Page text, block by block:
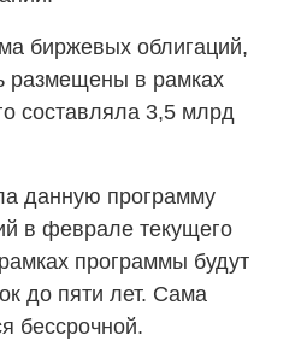
биржевых облигаций,
размещены в рамках
составляла 3,5 млрд
данную программу
в феврале текущего
программы будут
до пяти лет. Сама
бессрочной.